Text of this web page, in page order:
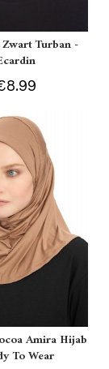
Turban -
Amira Hijab
To Wear